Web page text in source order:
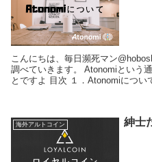
こんにちは、毎日瀕死マン@hoboshibouです。 見つ
調べていきます。 Atonomiという
海外アルトコイン 紳士